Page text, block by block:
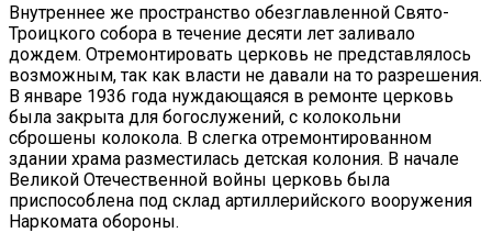
Внутреннее же пространство обезглавленной Свято-
Троицкого собора в течение десяти лет заливало
дождем. Отремонтировать церковь не представлялось
возможным, так как власти не давали на то разрешения.
В январе 1936 года нуждающаяся в ремонте церковь
была закрыта для богослужений, с колокольни
сброшены колокола. В слегка отремонтированном
здании храма разместилась детская колония. В начале
Великой Отечественной войны церковь была
приспособлена под склад артиллерийского вооружения
Наркомата обороны.